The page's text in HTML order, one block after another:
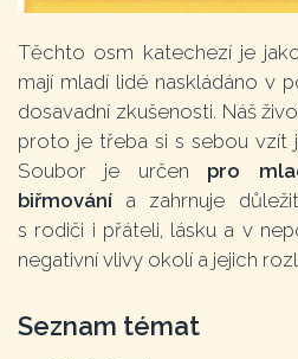
Těchto osm katechezí je
mají mladí lidé naskládáno v
dosavadní zkušenosti. Náš
proto je třeba si s sebou vzít
Soubor je určen pro
biřmování a zahrnuje
s rodiči i přáteli, lásku a v
negativní vlivy okolí a jejich
Seznam témat